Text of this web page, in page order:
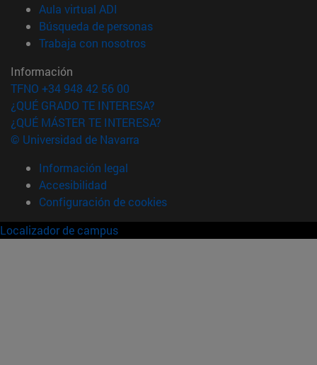
Aula virtual ADI
Búsqueda de personas(abre en nueva ventana)
Trabaja con nosotros(abre en nueva ventana)
Información
TFNO +34 948 42 56 00
¿QUÉ GRADO TE INTERESA?
¿QUÉ MÁSTER TE INTERESA?
© Universidad de Navarra
Información legal
Accesibilidad
Configuración de cookies
Localizador de campus